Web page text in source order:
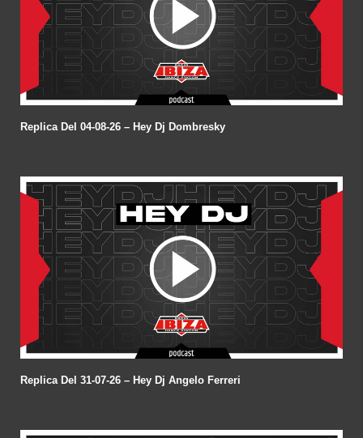
Replica Del 04-08-26 – Hey Dj Dombresky
Replica Del 31-07-26 – Hey Dj Angelo Ferreri